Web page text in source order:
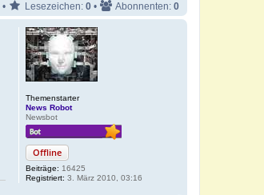
• Lesezeichen: 0 • Abonnenten: 0
Themenstarter
News Robot
Newsbot
Offline
Beiträge: 16425
Registriert: 3. März 2010, 03:16